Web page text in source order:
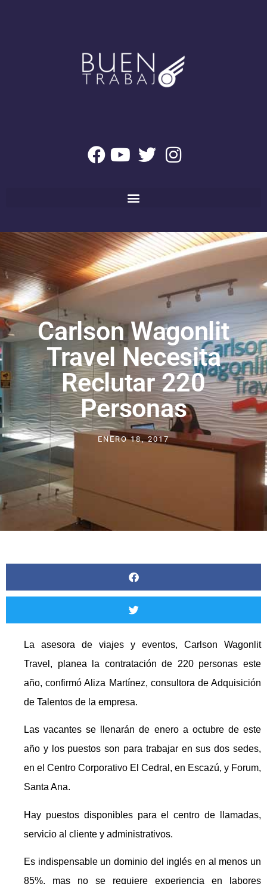
Carlson Wagonlit
Travel Necesita
Reclutar 220
Personas
ENERO 18, 2017
La asesora de viajes y eventos, Carlson Wagonlit
Travel, planea la contratación de 220 personas este
año, confirmó Aliza Martínez, consultora de Adquisición
de Talentos de la empresa.
Las vacantes se llenarán de enero a octubre de este
año y los puestos son para trabajar en sus dos sedes,
en el Centro Corporativo El Cedral, en Escazú, y Forum,
Santa Ana.
Hay puestos disponibles para el centro de llamadas,
servicio al cliente y administrativos.
Es indispensable un dominio del inglés en al menos un
85%, mas no se requiere experiencia en labores